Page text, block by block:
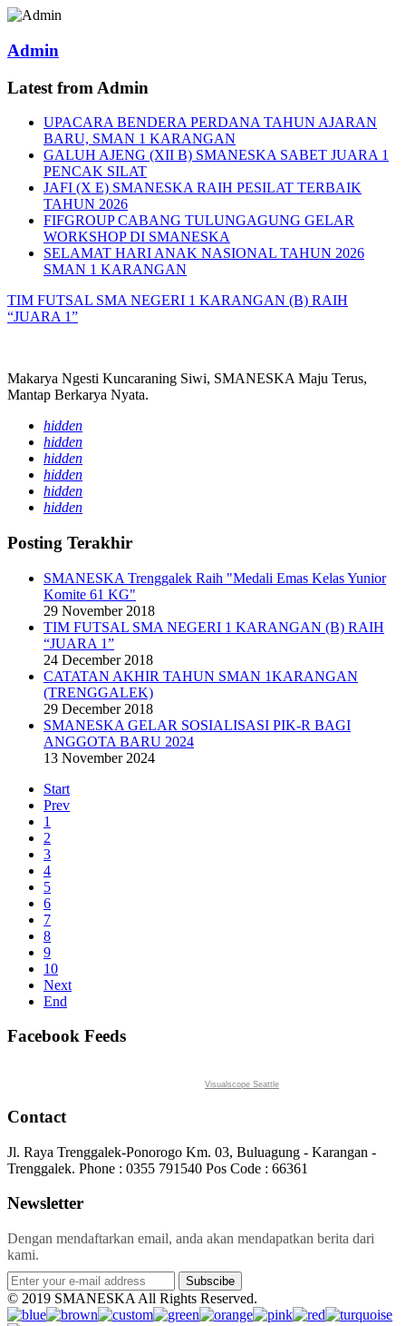
Admin
Latest from Admin
UPACARA BENDERA PERDANA TAHUN AJARAN
BARU, SMAN 1 KARANGAN
GALUH AJENG (XII B) SMANESKA SABET JUARA 1
PENCAK SILAT
JAFI (X E) SMANESKA RAIH PESILAT TERBAIK
TAHUN 2026
FIFGROUP CABANG TULUNGAGUNG GELAR
WORKSHOP DI SMANESKA
SELAMAT HARI ANAK NASIONAL TAHUN 2026
SMAN 1 KARANGAN
TIM FUTSAL SMA NEGERI 1 KARANGAN (B) RAIH
“JUARA 1”
Makarya Ngesti Kuncaraning Siwi, SMANESKA Maju Terus,
Mantap Berkarya Nyata.
hidden
hidden
hidden
hidden
hidden
hidden
Posting Terakhir
SMANESKA Trenggalek Raih "Medali Emas Kelas Yunior
Komite 61 KG"
29 November 2018
TIM FUTSAL SMA NEGERI 1 KARANGAN (B) RAIH
“JUARA 1”
24 December 2018
CATATAN AKHIR TAHUN SMAN 1KARANGAN
(TRENGGALEK)
29 December 2018
SMANESKA GELAR SOSIALISASI PIK-R BAGI
ANGGOTA BARU 2024
13 November 2024
Start
Prev
1
2
3
4
5
6
7
8
9
10
Next
End
Facebook Feeds
Visualscope Seattle
Contact
Jl. Raya Trenggalek-Ponorogo Km. 03, Buluagung - Karangan -
Trenggalek. Phone : 0355 791540 Pos Code : 66361
Newsletter
Dengan mendaftarkan email, anda akan mendapatkan berita dari
kami.
Subscibe
© 2019 SMANESKA All Rights Reserved.